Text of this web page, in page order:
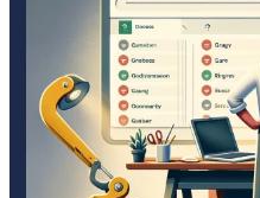
d’activité
Business
?